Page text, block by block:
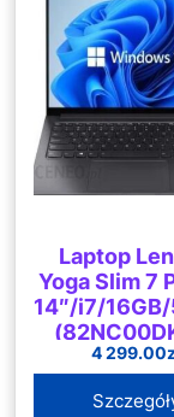
Laptop
Yoga Slim 7
14″/i7/
4 299.00